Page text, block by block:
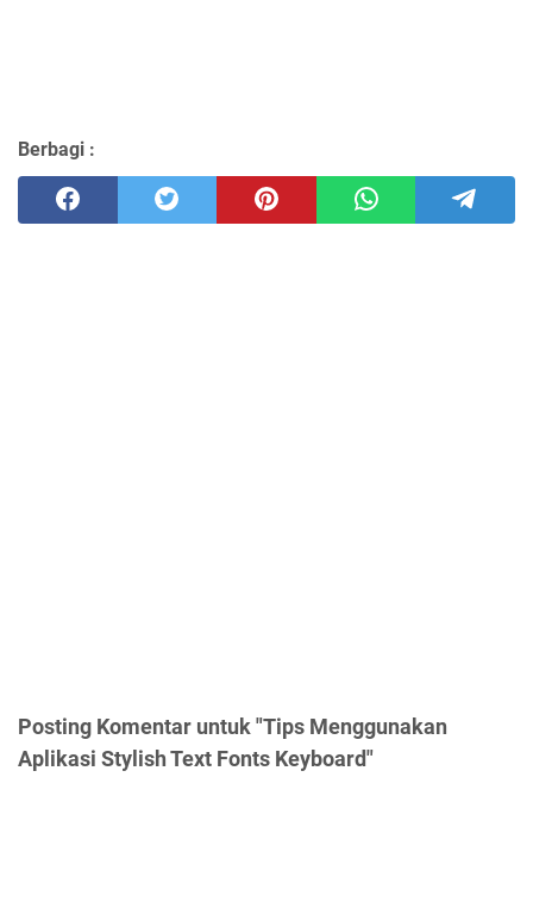
Berbagi :
Posting Komentar untuk "Tips Menggunakan
Aplikasi Stylish Text Fonts Keyboard"